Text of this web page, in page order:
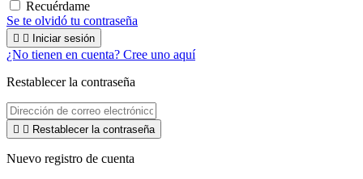
Recuérdame
Se te olvidó tu contraseña
  Iniciar sesión
¿No tienen en cuenta? Cree uno aquí
Restablecer la contraseña
  Restablecer la contraseña
Nuevo registro de cuenta